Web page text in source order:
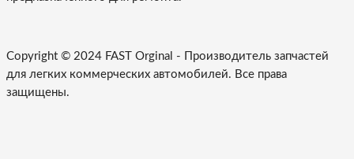
Copyright © 2024 FAST Orginal -
Производитель запчастей
для легких коммерческих автомобилей. Все права
защищены.